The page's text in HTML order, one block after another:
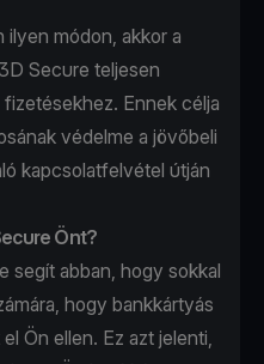
módon, akkor a
Secure teljesen
Ennek célja
védelme a jövőbeli
kapcsolatfelvétel útján
Önt?
segít abban, hogy sokkal
hogy bankkártyás
Ön ellen. Ez azt jelenti,